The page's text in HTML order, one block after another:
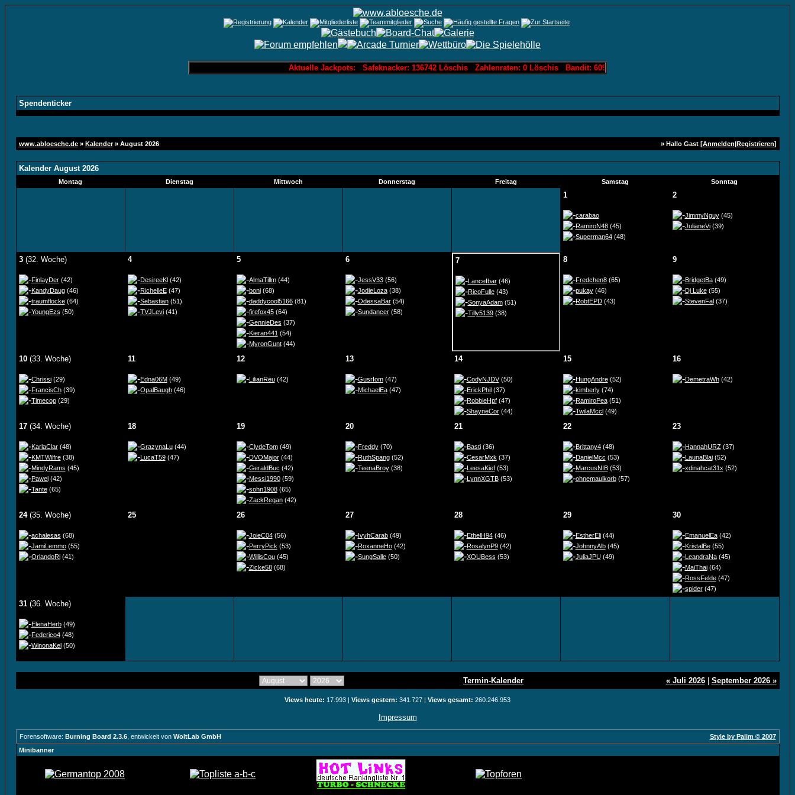
Aktuelle Jackpots: Safeknacker: 136742 Löschis Zahlenraten: 0 Löschis Bandit: 60963 Löschis Slotmachine: 3000 Löschis Lotto:
Spendenticker
www.abloesche.de» Kalender» August 2026 » Hallo Gast [Anmelden|Registrieren]
Kalender August 2026
Montag Dienstag Mittwoch Donnerstag Freitag Samstag Sonntag
1
carabao
RamiroN48(45)
Superman64(48)
2
JimmyNguy(45)
JulianeVi(39)
3(32. Woche)
FinlayDer(42)
KandyDaug(46)
traumflocke(64)
YoungEzs (50)
4
DesireeKl(42)
RichelleE(47)
Sebastian(51)
TVJLevi(41)
5
AlmaTillm(44)
boni(68)
daddycool5166(81)
firefox45(64)
GennieDes (37)
Kieran441 (54)
MyronGunt(44)
6
JessV33(56)
JodieLoza(38)
OdessaBar(54)
Sundancer(58)
7
LanceIbar(46)
RicoFulle(43)
SonyaAdam(51)
Tilly5139(38)
8
Fredchen8(65)
pukay(46)
RobtEPD(43)
9
BridgetBa(49)
Dj Luke(55)
StevenFal(37)
10(33. Woche)
Chrissi(29)
FrancisCh(39)
Timecop(29)
11
Edna06M(49)
OpalBaugh(46)
12
LilianReu(42)
13
GusrIom(47)
MichaelEa(47)
14
CodyNJDV(50)
ErickPhil(37)
RobbieHpf(47)
ShayneCor(44)
15
HungAndre(52)
kimberly(74)
RamiroPea(51)
TwilaMccl(49)
16
DemetraWh(42)
17(34. Woche)
KarlaClar(48)
KMTWilfre(38)
MindyRams (45)
Pawel(42)
Tante(65)
18
GrazynaLu(44)
LucaT59(47)
19
ClydeTom(49)
DVOMajor(44)
GeraldBuc (42)
Messi1990(59)
sohn1908(65)
ZackRegan(42)
20
Freddy(70)
RuthSpang(52)
TeenaBroy(38)
21
Basti(36)
CesarMxk (37)
LeesaKief(53)
LynnXGTB(53)
22
Brittany4(48)
DanielMcc (53)
MarcusNIB(53)
ohnemaulkorb(57)
23
HannahURZ(37)
LaunaBlai(52)
xdinahcat31x (52)
24(35. Woche)
achalesas (68)
JamiLemmo(55)
OrlandoRi(41)
25 26
JoieC04(56)
PerryPick (53)
WillisCou(45)
Zicke58(68)
27
IvyhCarab(49)
RoxanneHo(42)
SungSalle(50)
28
EthelH94(46)
RosalynP9(42)
XOUBess (53)
29
EstherEli(44)
JohnnyAlb(45)
JuliaJPU(49)
30
EmanuelEa(42)
KristalBe(55)
LeandraNa(45)
MaiThai(64)
RossFelde(47)
spider(47)
31(36. Woche)
ElenaHerb(49)
Federico4(48)
WinonaKel(50)
Termin-Kalender « Juli 2026| September 2026 »
Views heute: 17.993 | Views gestern: 341.727 | Views gesamt: 260.246.953
Impressum
Forensoftware: Burning Board 2.3.6, entwickelt von WoltLab GmbH
Style by Palim © 2007
Minibanner